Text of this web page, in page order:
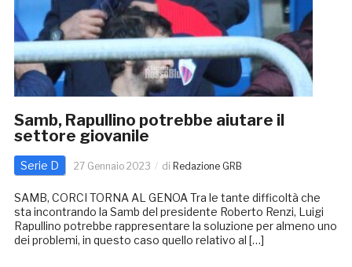
Samb, Rapullino potrebbe aiutare il
settore giovanile
Serie D 27 Gennaio 2023 di Redazione GRB
SAMB, CORCI TORNA AL GENOA Tra le tante difficoltà che
sta incontrando la Samb del presidente Roberto Renzi, Luigi
Rapullino potrebbe rappresentare la soluzione per almeno uno
dei problemi, in questo caso quello relativo al […]